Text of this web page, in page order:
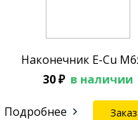
Наконечник E-Cu
30 ₽ в наличии
Подробнее